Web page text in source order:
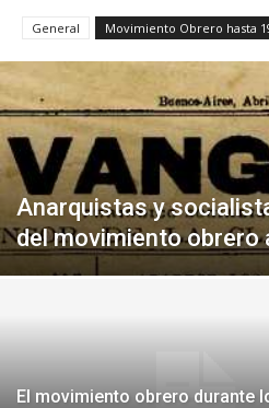
General Movimiento Obrero hasta
Anarquistas y
del movimiento obrero
El movimiento obrero durante